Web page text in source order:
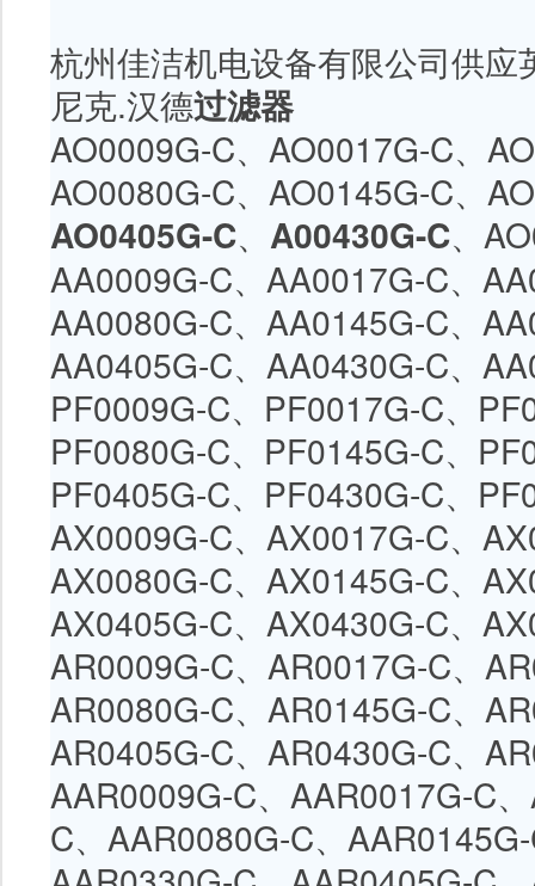
杭州佳洁机电设备有限公司供应
尼克.汉德过滤器
AO0009G-C、 AO0017G-C、
AO0080G-C、 AO0145G-C、
AO0405G-C、 A00430G-C、
AA0009G-C、 AA0017G-C、
AA0080G-C、 AA0145G-C、
AA0405G-C、 AA0430G-C、
PF0009G-C、 PF0017G-C、
PF0080G-C、 PF0145G-C、
PF0405G-C、 PF0430G-C、
AX0009G-C、 AX0017G-C、
AX0080G-C、 AX0145G-C、
AX0405G-C、 AX0430G-C、
AR0009G-C、 AR0017G-C、
AR0080G-C、 AR0145G-C、
AR0405G-C、 AR0430G-C、
AAR0009G-C、 AAR0017G-C、
C、 AAR0080G-C、